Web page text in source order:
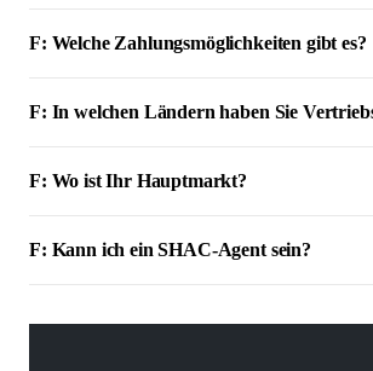
F: Welche Zahlungsmöglichkeiten gibt es?
F: In welchen Ländern haben Sie
F: Wo ist Ihr Hauptmarkt?
F: Kann ich ein SHAC-Agent sein?